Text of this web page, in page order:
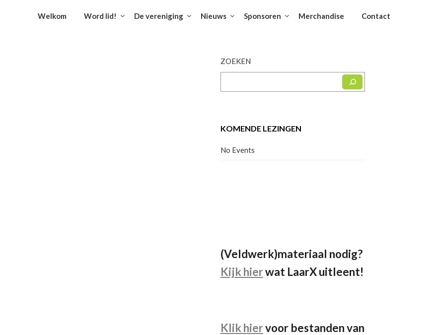
Welkom Word lid! De vereniging Nieuws Sponsoren Merchandise Contact
ZOEKEN
KOMENDE LEZINGEN
No Events
(Veldwerk)materiaal nodig?
Kijk hierwat LaarX uitleent!
Klik hiervoor bestanden van